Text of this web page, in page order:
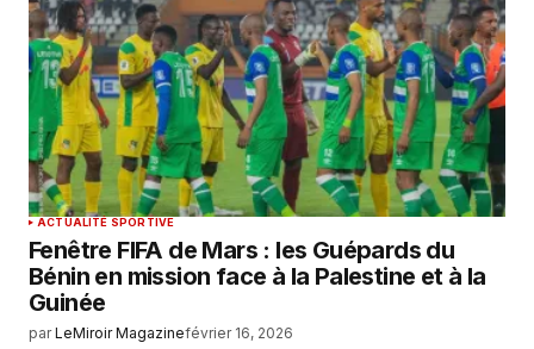
ACTUALITÉ SPORTIVE
Fenêtre FIFA de Mars : les Guépards du
Bénin en mission face à la Palestine et à la
Guinée
par LeMiroir Magazinefévrier 16, 2026